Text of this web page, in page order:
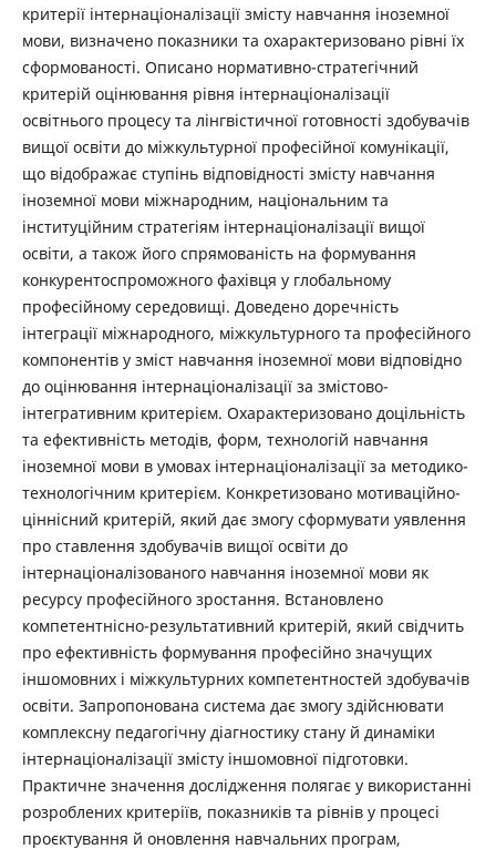
критерії інтернаціоналізації змісту навчання іноземної
мови, визначено показники та охарактеризовано рівні їх
сформованості. Описано нормативно-стратегічний
критерій оцінювання рівня інтернаціоналізації
освітнього процесу та лінгвістичної готовності здобувачів
вищої освіти до міжкультурної професійної комунікації,
що відображає ступінь відповідності змісту навчання
іноземної мови міжнародним, національним та
інституційним стратегіям інтернаціоналізації вищої
освіти, а також його спрямованість на формування
конкурентоспроможного фахівця у глобальному
професійному середовищі. Доведено доречність
інтеграції міжнародного, міжкультурного та професійного
компонентів у зміст навчання іноземної мови відповідно
до оцінювання інтернаціоналізації за змістово-
інтегративним критерієм. Охарактеризовано доцільність
та ефективність методів, форм, технологій навчання
іноземної мови в умовах інтернаціоналізації за методико-
технологічним критерієм. Конкретизовано мотиваційно-
ціннісний критерій, який дає змогу сформувати уявлення
про ставлення здобувачів вищої освіти до
інтернаціоналізованого навчання іноземної мови як
ресурсу професійного зростання. Встановлено
компетентнісно-результативний критерій, який свідчить
про ефективність формування професійно значущих
іншомовних і міжкультурних компетентностей здобувачів
освіти. Запропонована система дає змогу здійснювати
комплексну педагогічну діагностику стану й динаміки
інтернаціоналізації змісту іншомовної підготовки.
Практичне значення дослідження полягає у використанні
розроблених критеріїв, показників та рівнів у процесі
проєктування й оновлення навчальних програм,